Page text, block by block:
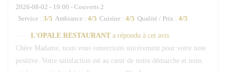
2026-08-02 - 19:00 - Couverts 2
Service : 3/5 Ambiance : 4/5 Cuisine : 4/5 Qualité / Prix : 4/5
L'OPALE RESTAURANT a répondu à cet avis
Chère Madame, nous vous remercions sincèrement pour votre note
positive. Votre satisfaction est au cœur de notre démarche et nous